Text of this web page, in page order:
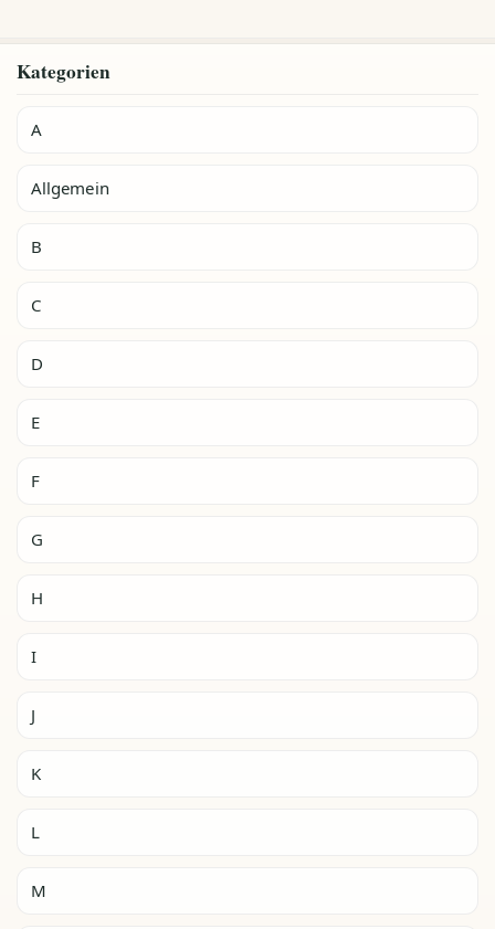
Kategorien
A
Allgemein
B
C
D
E
F
G
H
I
J
K
L
M